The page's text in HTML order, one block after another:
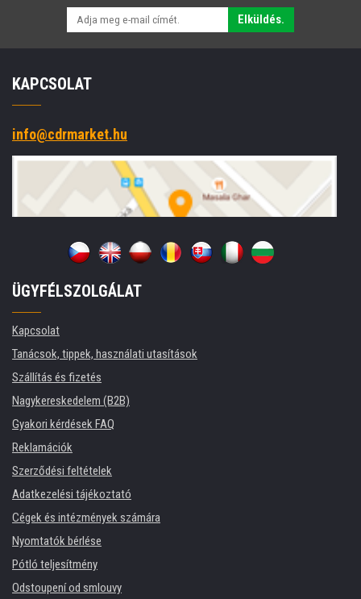
Elküldés.
KAPCSOLAT
info@cdrmarket.hu
ÜGYFÉLSZOLGÁLAT
Kapcsolat
Tanácsok, tippek, használati utasítások
Szállítás és fizetés
Nagykereskedelem (B2B)
Gyakori kérdések FAQ
Reklamációk
Szerződési feltételek
Adatkezelési tájékoztató
Cégek és intézmények számára
Nyomtatók bérlése
Pótló teljesítmény
Odstoupení od smlouvy